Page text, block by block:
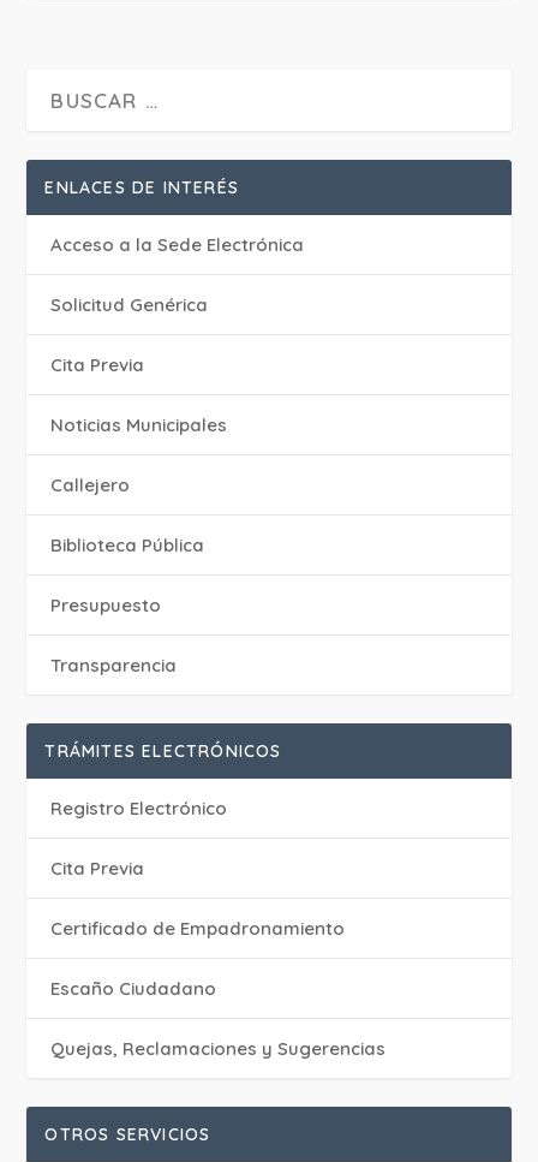
ENLACES DE INTERÉS
Acceso a la Sede Electrónica
Solicitud Genérica
Cita Previa
‎Noticias Municipales
Callejero
Biblioteca Pública
Presupuesto
Transparencia
TRÁMITES ELECTRÓNICOS
Registro Electrónico
Cita Previa
Certificado de Empadronamiento
Escaño Ciudadano
Quejas, Reclamaciones y Sugerencias
OTROS SERVICIOS